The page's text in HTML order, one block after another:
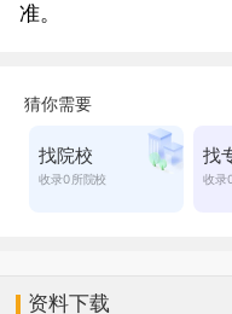
准。
资料下载